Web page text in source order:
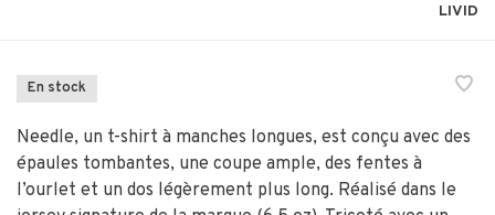
LIVID
En stock
Needle, un t-shirt à manches longues, est conçu avec des
épaules tombantes, une coupe ample, des fentes à
l’ourlet et un dos légèrement plus long. Réalisé dans le